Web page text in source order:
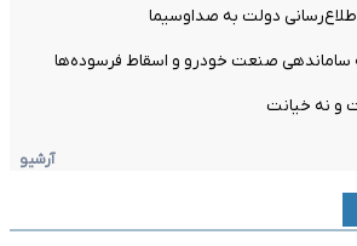
دولت به صداوسیما
ساماندهی صنعت خودرو و اسقاط فرسوده‌ها
و نه خیانت
آرشیو